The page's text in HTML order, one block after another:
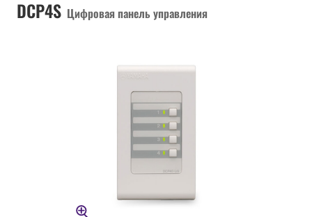
DCP4S Цифровая панель управления